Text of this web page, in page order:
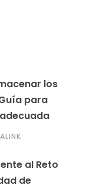
los
para
al Reto
de